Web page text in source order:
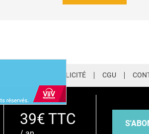
NOUS ? PUBLICITÉ CGU
39€ TTC